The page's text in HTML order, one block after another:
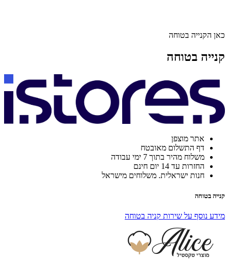
כאן הקנייה בטוחה
קנייה בטוחה
אתר מוצפן
דף התשלום מאובטח
משלוח מהיר בתוך 7 ימי עבודה
החזרות עד 14 יום חינם
חנות ישראלית. משלוחים מישראל
קנייה בטוחה
מידע נוסף על שירות קניה בטוחה